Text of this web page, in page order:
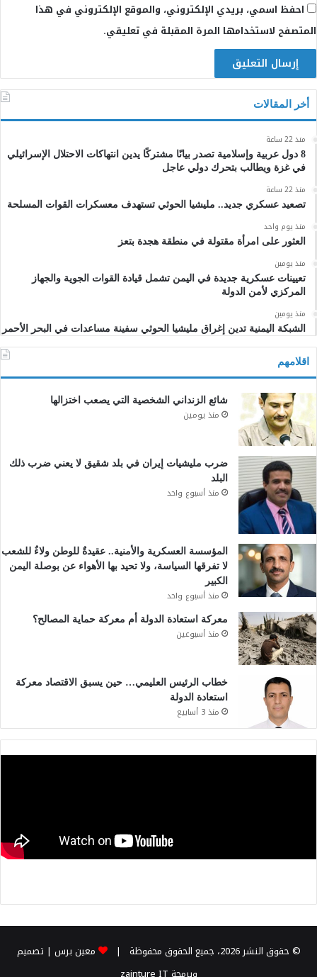
احفظ اسمي، بريدي الإلكتروني، والموقع الإلكتروني في هذا
المتصفح لاستخدامها المرة المقبلة في تعليقي.
أخر المقالات
منذ 22 ساعة
8 دول عربية وإسلامية تصدر بيانًا مشتركًا يدين انتهاكات الاحتلال الإسرائيلي
في غزة ويطالب بتحرك دولي عاجل
منذ 22 ساعة
تصعيد عسكري جديد.. مليشيا الحوثي تستهدف معسكرات القوات المسلحة
منذ يوم واحد
العثور على امرأة مقتولة في منطقة هجدة بتعز
منذ يومين
تعيينات عسكرية جديدة في اليمن تشمل قيادة القوات الجوية والجهاز
المركزي لأمن الدولة
منذ يومين
الشبكة اليمنية تدين إغراق مليشيا الحوثي سفينة مساعدات في البحر الأحمر
اقلامهم
شائع الزنداني الشخصية التي يصعب اختزالها
منذ يومين
ضرب مليشيات إيران في بلد شقيق لا يعني ضرب ذلك
البلد
منذ أسبوع واحد
المؤسسة العسكرية والأمنية.. عقيدةٌ للوطن ولاءٌ للشعب
لا تفرقها السياسة، ولا تحيد بها الأهواء عن بوصلة اليمن
الكبير
منذ أسبوع واحد
معركة استعادة الدولة أم معركة حماية المصالح؟
منذ أسبوعين
خطاب الرئيس العليمي… حين يسبق الاقتصاد معركة
استعادة الدولة
منذ 3 أسابيع
© حقوق النشر 2026، جميع الحقوق محفوظة | معين برس | تصميم